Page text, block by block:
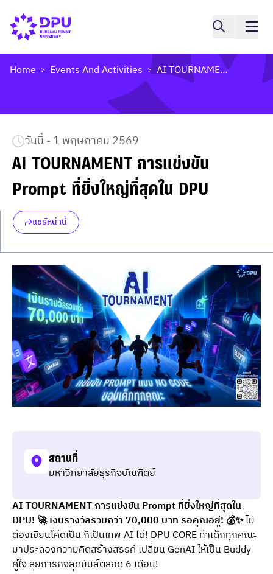
Home > Events And Activities > AI TOURNAMENT การแข่งขัน Prompt ที่ยิ่งใหญ่ที่สุดใน DPU
วันนี้ - 1 พฤษภาคม 2569
AI TOURNAMENT การแข่งขัน
Prompt ที่ยิ่งใหญ่ที่สุดใน DPU
แชร์หน้านี้
AI TOURNAMENT การแข่งขัน Prompt ที่ยิ่งใหญ่ที่สุดใน
DPU! 🚀 เงินรางวัลรวมกว่า 70,000 บาท รอคุณอยู่! 💰✨ ไม่
ต้องเขียนโค้ดเป็น ก็เป็นเทพ AI ได้! DPU CORE ท้าเด็กทุกคณะ
มาประลองความคิดสร้างสรรค์ เปลี่ยน GenAI ให้เป็น Buddy
คู่ใจ ลุยภารกิจสุดมันส์ตลอด 6 เดือน!
สถานที่
มหาวิทยาลัยธุรกิจบัณฑิตย์